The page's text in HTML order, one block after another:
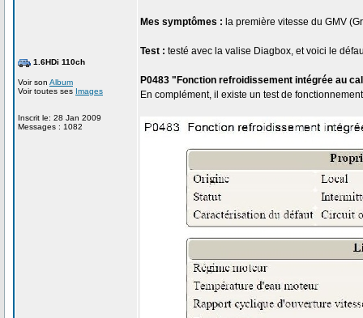
1.6HDi 110ch
Voir son Album
Voir toutes ses Images
Inscrit le: 28 Jan 2009
Messages : 1082
Mes symptômes : la première vitesse du GMV
Test : testé avec la valise Diagbox, et voici le
P0483 "Fonction refroidissement intégrée au
En complément, il existe un test de